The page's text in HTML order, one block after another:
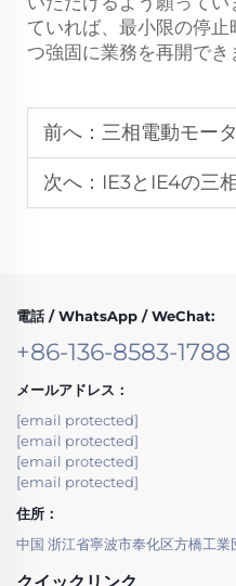
ていれば、最小限の停
つ強固に業務を再開でき
前へ： 三相電動モーターに適
次へ： IE3とIE4の三相誘
電話 / WhatsApp / WeChat:
+86-136-8583-1788
メールアドレス：
[email protected]
[email protected]
[email protected]
[email protected]
住所：
中国 浙江省寧波市奉化区方橋工